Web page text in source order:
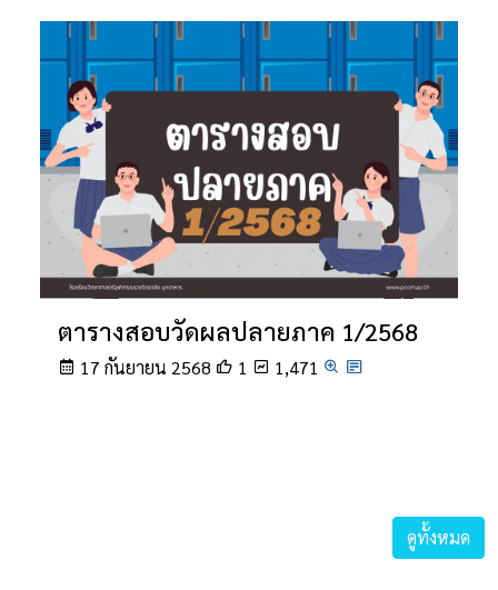
ตารางสอบวัดผลปลายภาค 1/2568
17 กันยายน 2568 1 1,471
ดูทั้งหมด